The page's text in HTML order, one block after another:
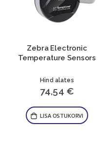
Zebra Electronic
Temperature Sensors
Hind alates
74,54 €
LISA OSTUKORVI